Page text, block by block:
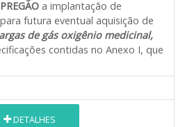
PREGÃO a implantação de
para futura eventual aquisição de
de gás oxigênio medicinal,
contidas no Anexo I, que
DETALHES